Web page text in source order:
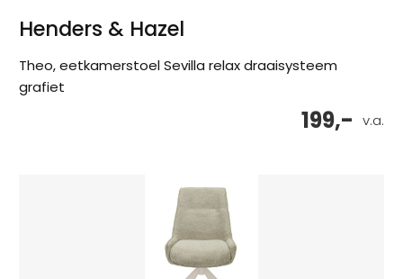
Henders & Hazel
Theo, eetkamerstoel Sevilla relax draaisysteem
grafiet
v.a.
199,-